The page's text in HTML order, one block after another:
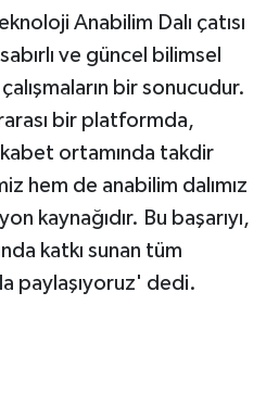
Anabilim Dalı çatısı
ve güncel bilimsel
bir sonucudur.
bir platformda,
ortamında takdir
hem de anabilim dalımız
kaynağıdır. Bu başarıyı,
katkı sunan tüm
paylaşıyoruz' dedi.